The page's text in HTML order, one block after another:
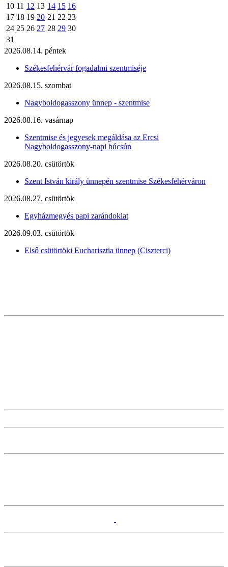
10 11 12 13 14 15 16
17 18 19 20 21 22 23
24 25 26 27 28 29 30
31
2026.08.14. péntek
Székesfehérvár fogadalmi szentmiséje
2026.08.15. szombat
Nagyboldogasszony ünnep - szentmise
2026.08.16. vasárnap
Szentmise és jegyesek megáldása az Ercsi
Nagyboldogasszony-napi búcsún
2026.08.20. csütörtök
Szent István király ünnepén szentmise Székesfehérváron
2026.08.27. csütörtök
Egyházmegyés papi zarándoklat
2026.09.03. csütörtök
Első csütörtöki Eucharisztia ünnep (Ciszterci)